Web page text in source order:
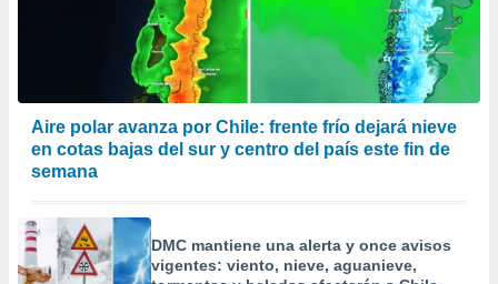
Aire polar avanza por Chile: frente frío dejará nieve
en cotas bajas del sur y centro del país este fin de
semana
DMC mantiene una alerta y once avisos
vigentes: viento, nieve, aguanieve,